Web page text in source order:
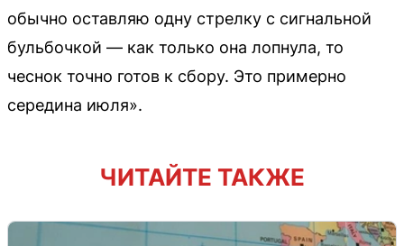
обычно оставляю одну стрелку с сигнальной
бульбочкой — как только она лопнула, то
чеснок точно готов к сбору. Это примерно
середина июля».
ЧИТАЙТЕ ТАКЖЕ